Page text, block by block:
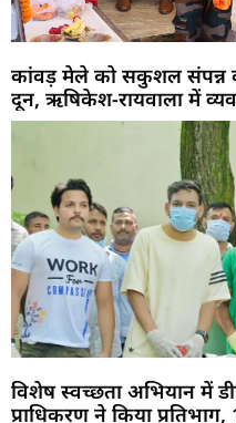
कांवड़ मेले को सकुशल संपन्न
दून, ऋषिकेश-रायवाला में
विशेष स्वच्छता अभियान में
प्राधिकरण ने किया